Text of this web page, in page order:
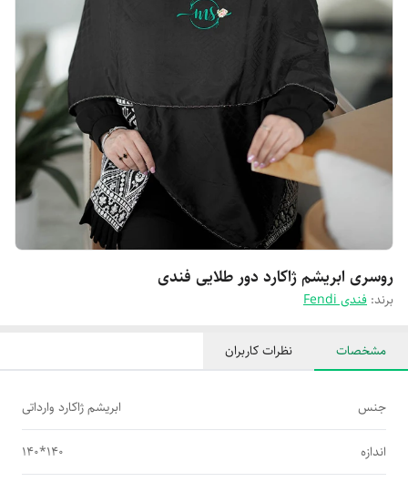
روسری ابریشم ژاکارد دور طلایی فندی
برند: فندی Fendi
مشخصات نظرات کاربران
جنس ابریشم ژاکارد وارداتی
اندازه 140*140